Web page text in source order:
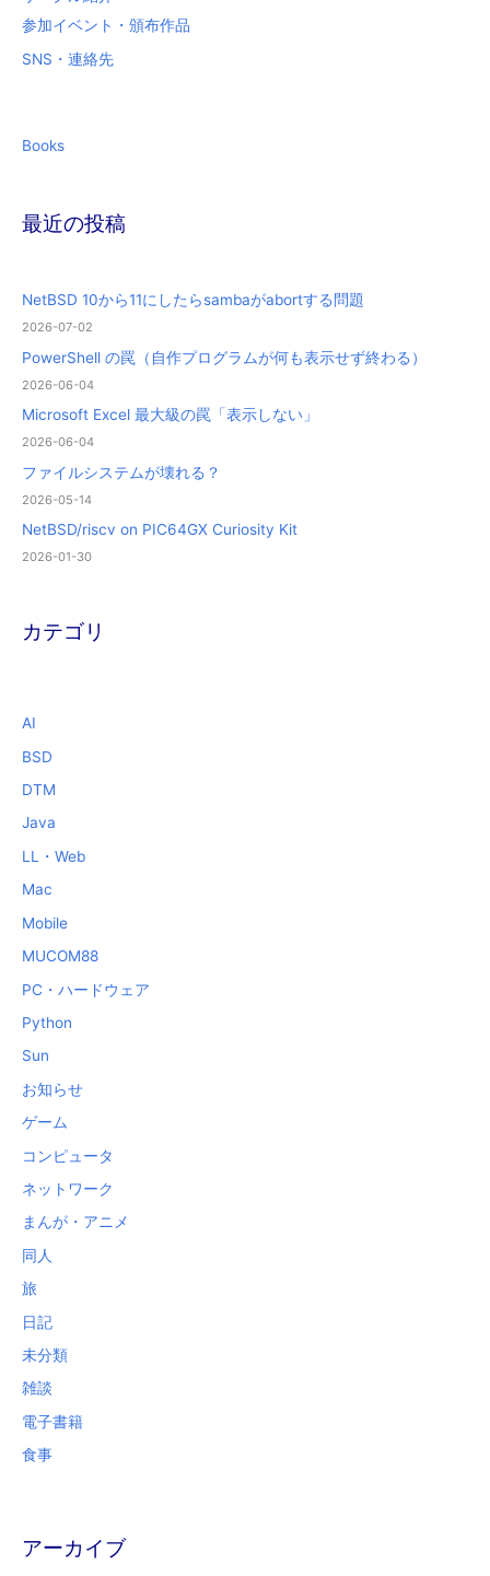
参加イベント・頒布作品
SNS・連絡先
Books
最近の投稿
NetBSD 10から11にしたらsambaがabortする問題
2026-07-02
PowerShell の罠（自作プログラムが何も表示せず終わる）
2026-06-04
Microsoft Excel 最大級の罠「表示しない」
2026-06-04
ファイルシステムが壊れる？
2026-05-14
NetBSD/riscv on PIC64GX Curiosity Kit
2026-01-30
カテゴリ
AI
BSD
DTM
Java
LL・Web
Mac
Mobile
MUCOM88
PC・ハードウェア
Python
Sun
お知らせ
ゲーム
コンピュータ
ネットワーク
まんが・アニメ
同人
旅
日記
未分類
雑談
電子書籍
食事
アーカイブ